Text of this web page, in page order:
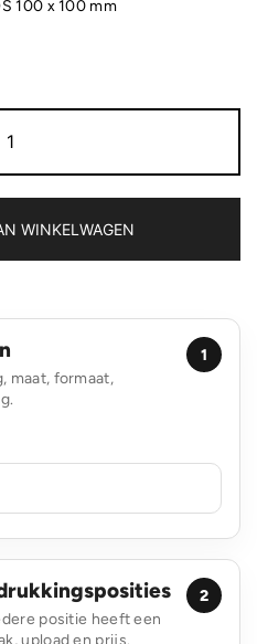
100 x 100 mm
Aware™
reistas
ongeverfd
WINKELWAGEN
maat, formaat,
1
positie heeft een
2